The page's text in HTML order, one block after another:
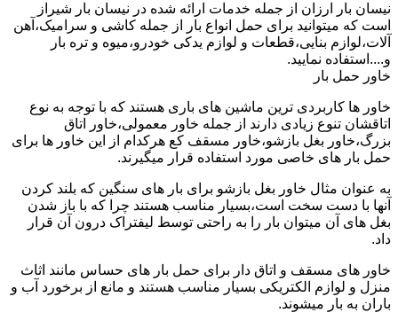
نیسان بار ارزان از جمله خدمات ارائه شده در نیسان بار شیراز
است که میتوانید برای حمل انواع بار از جمله کاشی و سرامیک،آهن
آلات،لوازم بنایی،قطعات و لوازم یدکی خودرو،میوه و تره بار
و....استفاده نمایید.
خاور حمل بار
خاور ها کاربردی ترین ماشین های باری هستند که با توجه به نوع
اتاقشان تنوع زیادی دارند از جمله خاور معمولی،خاور اتاق
بزرگ،خاور بغل بازشو،خاور مسقف کع هرکدام از این خاور ها برای
حمل بار های خاصی مورد استفاده قرار میگیرند.
به عنوان مثال خاور بغل بازشو برای بار های سنگین که بلند کردن
آنها با دست سخت است،بسیار مناسب هستند چرا که با باز شدن
بغل های آن میتوان بار را به راحتی توسط لیفتراک درون آن قرار
داد.
خاور های مسقف و اتاق دار برای حمل بار های حساس مانند اثاث
منزل و لوازم الکتریکی بسیار مناسب هستند و مانع از برخورد آب و
باران به بار میشوند.